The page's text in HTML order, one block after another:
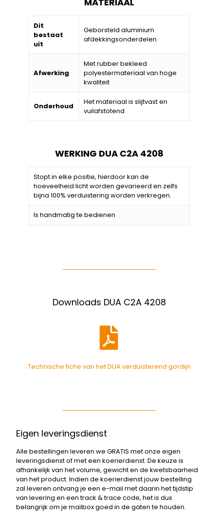
Dit
bestaat
uit
Geborsteld aluminium
afdekkingsonderdelen
Afwerking
Met rubber bekleed
polyestermateriaal van hoge
kwaliteit
Onderhoud
Het materiaal is slijtvast en
vuilafstotend
WERKING DUA C2A 4208
Stopt in elke positie, hierdoor kan de
hoeveelheid licht worden gevarieerd en zelfs
bijna 100% verduistering worden verkregen.
Is handmatig te bedienen
Downloads DUA C2A 4208
Technische fiche van het DUA verduisterend gordijn
Eigen leveringsdienst
Alle bestellingen leveren we GRATIS met onze eigen
leveringsdienst of met een koerierdienst. De keuze is
afhankelijk van het volume, gewicht en de kwetsbaarheid
van het product. Indien de koerierdienst jouw bestelling
zal leveren ontvang je een e-mail met daarin het tijdstip
van levering en een track & trace code, het is dus
belangrijk om je mailbox goed in de gaten te houden.